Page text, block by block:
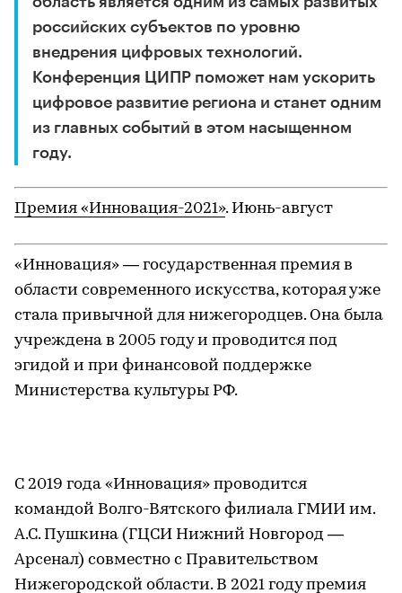
российских субъектов по уровню
внедрения цифровых технологий.
Конференция ЦИПР поможет нам ускорить
цифровое развитие региона и станет одним
из главных событий в этом насыщенном
году.
Премия «Инновация-2021». Июнь-август
«Инновация» — государственная премия в
области современного искусства, которая уже
стала привычной для нижегородцев. Она была
учреждена в 2005 году и проводится под
эгидой и при финансовой поддержке
Министерства культуры РФ.